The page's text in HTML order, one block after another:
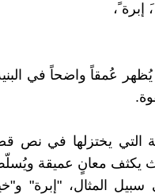
ً،
عُمقاً واضحاً في
التي يختزلها في نص
يكثف معانٍ عميقة
المثال، "إبرة"